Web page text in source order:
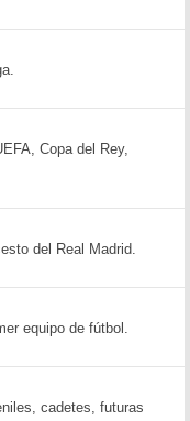
Copa del Rey,
del Real Madrid.
equipo de fútbol.
cadetes, futuras